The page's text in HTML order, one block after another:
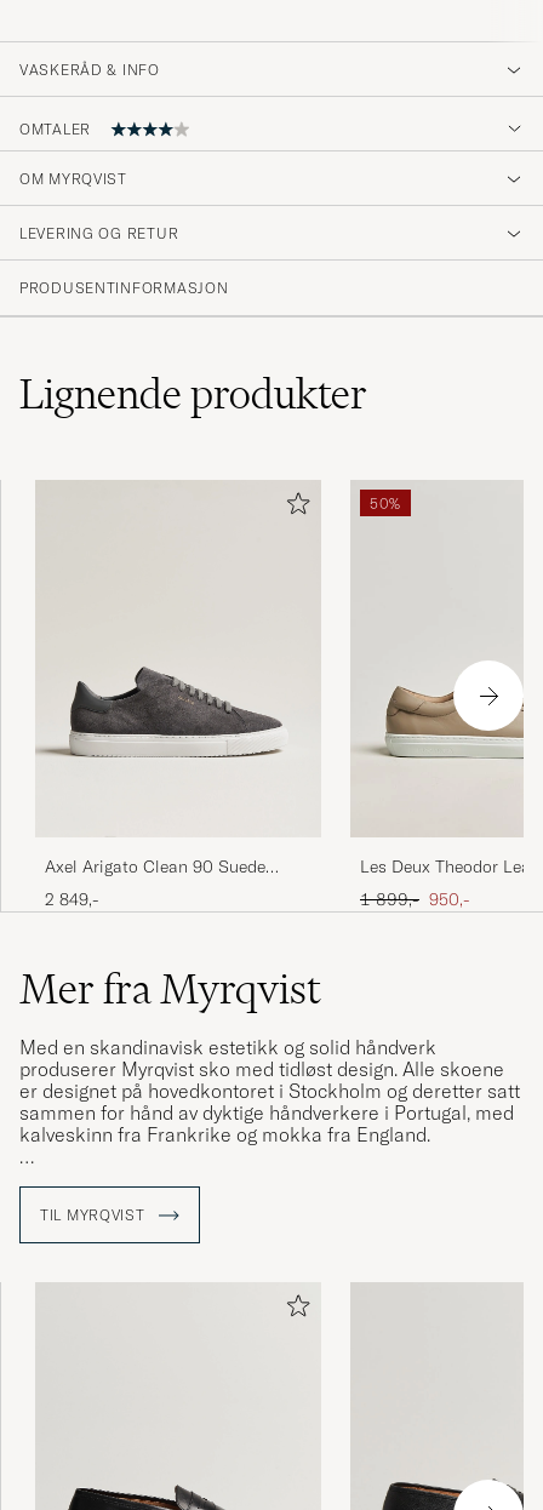
VASKERÅD & INFO
OMTALER
Kvalitets skor från Myrqvist i en väldigt snygg
riktigt mörkgrå färg.
OM MYRQVIST
LEVERING OG RETUR
PRODUSENTINFORMASJON
Lignendeprodukter
Axel Arigato Clean 90 Suede
Sneaker Dark Grey
2 849,-
50%
Les Deux Theodor
Sneakers Irish Cream
Ordinær pris
1 899,- Nedsatt pris
950,-
Mer fra Myrqvist
Med en skandinavisk estetikk og solid håndverk
produserer Myrqvist sko med tidløst design. Alle skoene
er designet på hovedkontoret i Stockholm og deretter satt
sammen for hånd av dyktige håndverkere i Portugal, med
kalveskinn fra Frankrike og mokka fra England.
fokus på å produsere tidløse sko som ikke går på akkord
med dagens trender. Du kan bruke Myrqvists ulike
TIL MYRQVIST